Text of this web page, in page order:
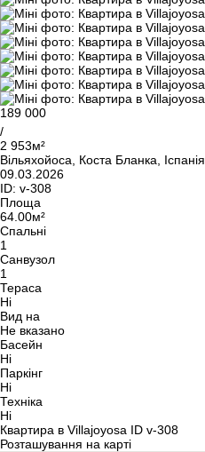
189 000
/
2 953м²
Вільяхойоса, Коста Бланка, Іспанія
09.03.2026
ID: v-308
Площа
64.00м²
Спальні
1
Санвузол
1
Тераса
Ні
Вид на
Не вказано
Басейн
Ні
Паркінг
Ні
Техніка
Ні
Квартира в Villajoyosa ID v-308
Розташування на карті